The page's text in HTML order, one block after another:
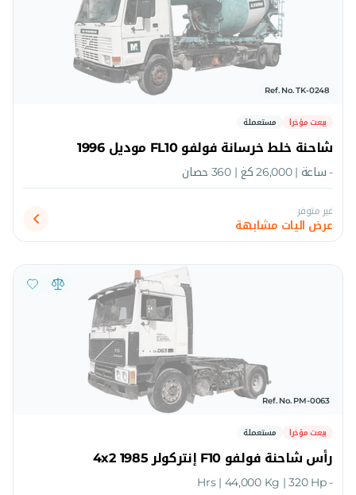
Ref. No. TK-0248
بيعت مؤخرا
مستعملة
شاحنة خلط خرسانة فولفو FL10 موديل 1996
- ساعة | 26,000 كغ | 360 حصان
غير متوفر
عرض اليات مشابهة
Ref. No. PM-0063
بيعت مؤخرا
مستعملة
رأس شاحنة فولفو F10 إنتركولر 4x2 1985
- Hrs | 44,000 Kg | 320 Hp